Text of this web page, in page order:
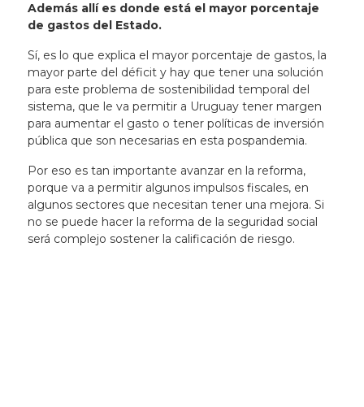
Además allí es donde está el mayor porcentaje
de gastos del Estado.
Sí, es lo que explica el mayor porcentaje de gastos, la
mayor parte del déficit y hay que tener una solución
para este problema de sostenibilidad temporal del
sistema, que le va permitir a Uruguay tener margen
para aumentar el gasto o tener políticas de inversión
pública que son necesarias en esta pospandemia.
Por eso es tan importante avanzar en la reforma,
porque va a permitir algunos impulsos fiscales, en
algunos sectores que necesitan tener una mejora. Si
no se puede hacer la reforma de la seguridad social
será complejo sostener la calificación de riesgo.